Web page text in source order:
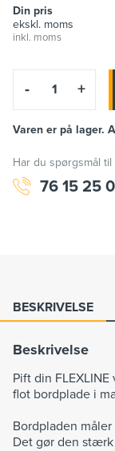
Din pris
ekskl. moms
inkl. moms
- +
Varen er på lager.
Har du spørgsmål
76 15 25
BESKRIVELSE
Beskrivelse
Pift din
flot bordplade i
Bordpladen
Det gør den